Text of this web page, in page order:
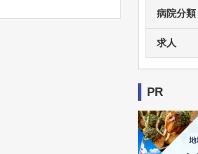
病院分類
求人
PR